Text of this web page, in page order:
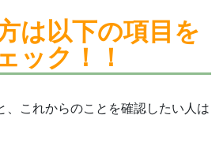
は以下の項目を
ック！！
、これからのことを確認したい人は